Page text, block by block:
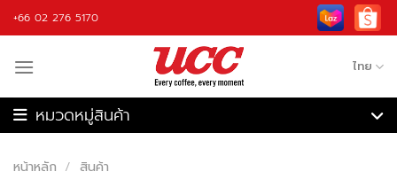
Skip
to
+66 02 276 5170
ไทย
หน้าหลัก / สินค้า